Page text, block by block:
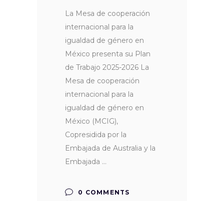
La Mesa de cooperación
internacional para la
igualdad de género en
México presenta su Plan
de Trabajo 2025-2026 La
Mesa de cooperación
internacional para la
igualdad de género en
México (MCIG),
Copresidida por la
Embajada de Australia y la
Embajada
0 COMMENTS